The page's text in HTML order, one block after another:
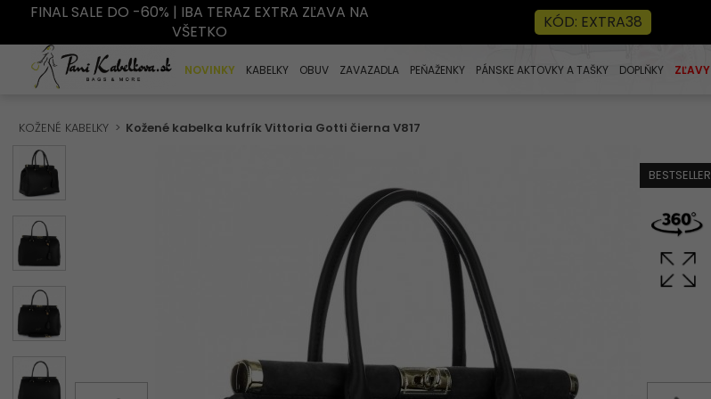
FINAL SALE DO -60% | IBA TERAZ EXTRA ZĽAVA NA
VŠETKO
KÓD: EXTRA38
NOVINKY KABELKY OBUV ZAVAZADLA PEŇAŽENKY PÁNSKE AKTOVKY A TAŠKY DOPLŇKY ZĽAVY
KOŽENÉ KABELKY Kožené kabelka kufrík Vittoria Gotti čierna V817
BESTSELLER